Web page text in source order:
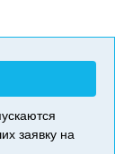
заявку на